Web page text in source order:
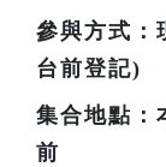
參與方式：
台前登記)
集合地點：
前